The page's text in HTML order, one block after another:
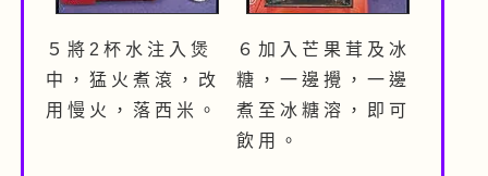
５ 將 2 杯 水 注 入 煲
中 ， 猛 火 煮 滾 ， 改
用 慢 火 ， 落 西 米 。
６ 加 入 芒 果 茸 及 冰
糖 ， 一 邊 攪 ， 一 邊
煮 至 冰 糖 溶 ， 即 可
飲 用 。